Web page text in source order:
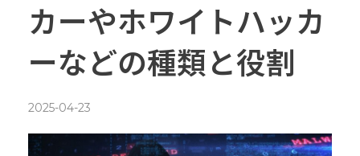
カーやホワイトハッカ
ーなどの種類と役割
2025-04-23